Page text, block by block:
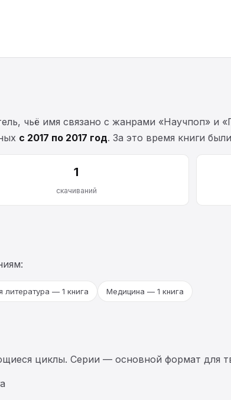
чьё имя связано с жанрами «Научпоп» и
с 2017 по 2017 год. За это время книги
1
скачиваний
литература — 1 книга Медицина — 1 книга
циклы. Серии — основной формат для